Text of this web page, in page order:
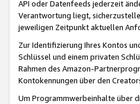
API oder Datenfeeds jederzeit
Verantwortung liegt,
jeweiligen Zeitpunkt aktuellen
Zur Identifizierung Ihres Kontos
Schlüssel und einem privaten
Rahmen des Amazon-
Kontokennungen über den
Um Programmwerbeinhalte über